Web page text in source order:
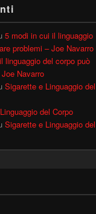
5 modi in cui il linguaggio
problemi – Joe Navarro
linguaggio del corpo può
Navarro
Sigarette e Linguaggio del
del Corpo
Sigarette e Linguaggio del